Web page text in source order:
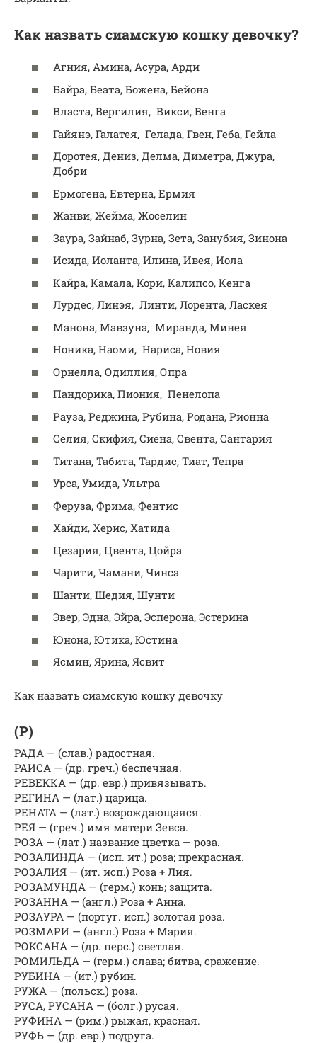
Как назвать сиамскую кошку девочку?
Агния, Амина, Асура, Арди
Байра, Беата, Божена, Бейона
Власта, Вергилия, Викси, Венга
Гайянэ, Галатея, Гелада, Гвен, Геба, Гейла
Доротея, Дениз, Делма, Диметра, Джура,
Добри
Ермогена, Евтерна, Ермия
Жанви, Жейма, Жоселин
Заура, Зайнаб, Зурна, Зета, Занубия, Зинона
Исида, Иоланта, Илина, Ивея, Иола
Кайра, Камала, Кори, Калипсо, Кенга
Лурдес, Линэя, Линти, Лорента, Ласкея
Манона, Мавзуна, Миранда, Минея
Ноника, Наоми, Нариса, Новия
Орнелла, Одиллия, Опра
Пандорика, Пиония, Пенелопа
Рауза, Реджина, Рубина, Родана, Рионна
Селия, Скифия, Сиена, Свента, Сантария
Титана, Табита, Тардис, Тиат, Тепра
Урса, Умида, Ультра
Феруза, Фрима, Фентис
Хайди, Херис, Хатида
Цезария, Цвента, Цойра
Чарити, Чамани, Чинса
Шанти, Шедия, Шунти
Эвер, Эдна, Эйра, Эсперона, Эстерина
Юнона, Ютика, Юстина
Ясмин, Ярина, Ясвит
Как назвать сиамскую кошку девочку
(Р)
РАДА — (слав.) радостная.
РАИСА — (др. греч.) беспечная.
РЕВЕККА — (др. евр.) привязывать.
РЕГИНА — (лат.) царица.
РЕНАТА — (лат.) возрождающаяся.
РЕЯ — (греч.) имя матери Зевса.
РОЗА — (лат.) название цветка — роза.
РОЗАЛИНДА — (исп. ит.) роза; прекрасная.
РОЗАЛИЯ — (ит. исп.) Роза + Лия.
РОЗАМУНДА — (герм.) конь; защита.
РОЗАННА — (англ.) Роза + Анна.
РОЗАУРА — (португ. исп.) золотая роза.
РОЗМАРИ — (англ.) Роза + Мария.
РОКСАНА — (др. перс.) светлая.
РОМИЛЬДА — (герм.) слава; битва, сражение.
РУБИНА — (ит.) рубин.
РУЖА — (польск.) роза.
РУСА, РУСАНА — (болг.) русая.
РУФИНА — (рим.) рыжая, красная.
РУФЬ — (др. евр.) подруга.